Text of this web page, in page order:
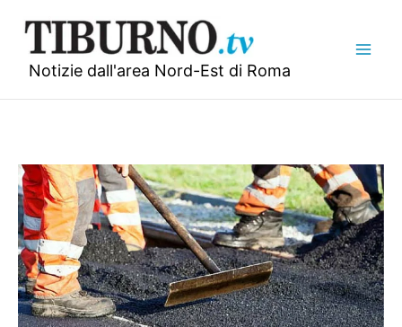
contenuto
Notizie dall'area Nord-Est di Roma